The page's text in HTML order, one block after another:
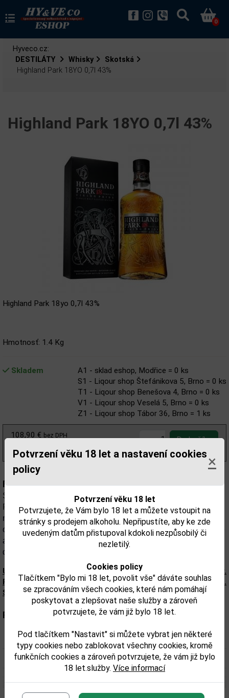
Potvrzení věku 18 let a nastavení cookies
policy
×
Potvrzení věku 18 let
Potvrzujete, že Vám bylo 18 let a můžete vstoupit na
stránky s prodejem alkoholu. Nepřipustíte, aby ke zde
uvedeným datům přistupoval kdokoli nezpůsobilý či
nezletilý.
Cookies policy
Tlačítkem "Bylo mi 18 let, povolit vše" dáváte souhlas
se zpracováním všech cookies, které nám pomáhají
poskytovat a zlepšovat naše služby a zároveň
potvrzujete, že vám již bylo 18 let.
Pod tlačítkem "Nastavit" si můžete vybrat jen některé
typy cookies nebo zablokovat všechny cookies, kromě
funkčních cookies a zároveň potvrzujete, že vám již bylo
18 let.služby. Více informací
0
Hyveco.cz:
DESTILÁTY
Whisky
Skotská
Highland Park 18YO 0,7l 43%
Highland Park 18YO 0,7l 43%
Highland Park 18yo 0,7l 43%
Hmotnosť: 1.4 Kg
Skladem
A1 - sklad eshop, Modřice = 0 ks
S1 - Liqour shop Štefánikova 5, Brno = 0 ks
T1 - Liqour shop Benešova 4, Brno = 0 ks
V1 - Liqour shop Veselá 5, Brno = 0 ks
Z1 - Liqour shop Tábor 36, Brno = 1 ks
108,90 € bez DPH
133,95 € s DPH
Popis:
Skvělá whisky z řad skotské palírny Highland
Park Distillery.Má v sobě bohatou chuť a výrazné aroma
medu, květin, mízy, rašeliny a kouře. Chuť má širokou škálu
od mírné slanosti po pokračující intenzivní chuť medu, skořice
a ořechů a zázvoru. Dokonale se hodí k dezertům a
doutníkům.
Upozorňujeme, že tento produkt môže obsahovať alergény.
Presné zloženie a alergény sú k dispozícii na obale výrobku.
Skontrolujte prosím pred konzumáciou.
Parametry:
Obsah alkoholu obj. %: 43
Objem obalu (L): 0,7